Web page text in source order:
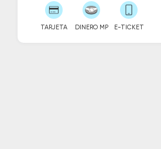
TARJETA DINERO MP E-TICKET